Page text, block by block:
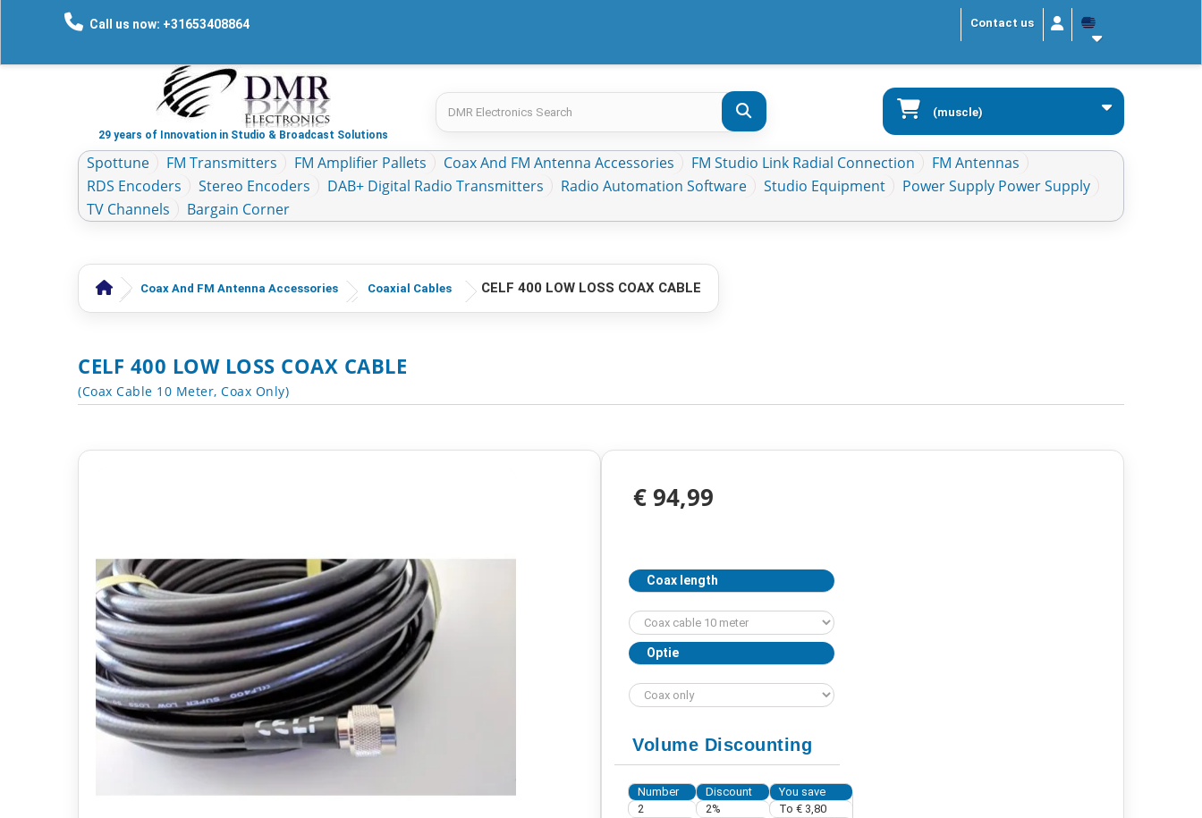
Contact us
Call us now: +31653408864
29 years of Innovation in Studio & Broadcast Solutions
(muscle)
Spottune FM Transmitters FM Amplifier Pallets Coax And FM Antenna Accessories FM Studio Link Radial Connection
FM Antennas
RDS Encoders
Stereo Encoders DAB+ Digital Radio Transmitters Radio Automation Software Studio Equipment
Power Supply Power Supply
TV Channels
Bargain Corner
Coax And FM Antenna Accessories Coaxial Cables CELF 400 LOW LOSS COAX CABLE
CELF 400 LOW LOSS COAX CABLE
(Coax Cable 10 Meter, Coax Only)
€ 94,99
Coax length
Optie
Volume Discounting
Number Discount
You save
2
2%
To € 3,80